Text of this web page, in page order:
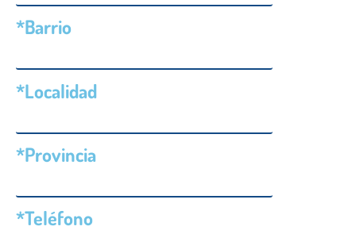
*Barrio
*Localidad
*Provincia
*Teléfono